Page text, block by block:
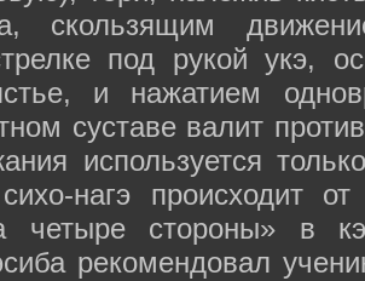
скользящим
под рукой укэ,
и нажатием
суставе валит
используется
нагэ происходит
четыре стороны» в
рекомендовал